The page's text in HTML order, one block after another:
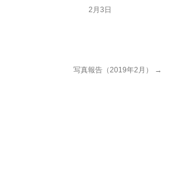
2月3日
写真報告（2019年2月） →